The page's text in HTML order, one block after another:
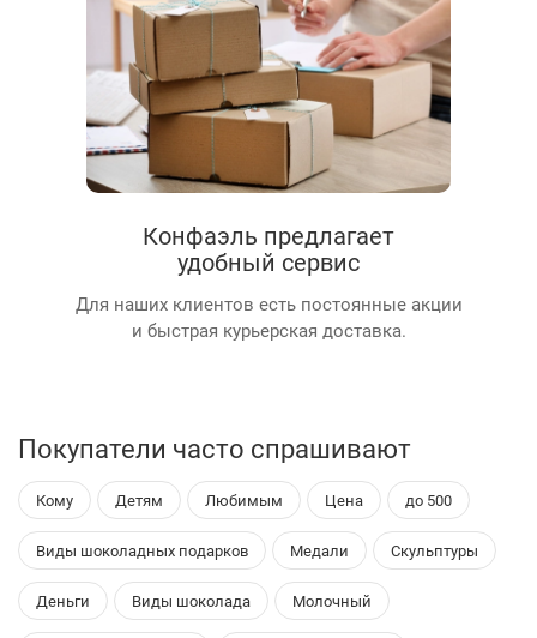
Конфаэль предлагает
удобный сервис
Для наших клиентов есть постоянные акции
и быстрая курьерская доставка.
Покупатели часто спрашивают
Кому Детям Любимым Цена до 500
Виды шоколадных подарков Медали Скульптуры
Деньги Виды шоколада Молочный